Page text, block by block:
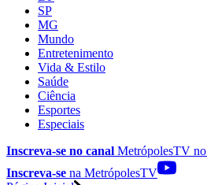
SP
MG
Mundo
Entretenimento
Vida & Estilo
Saúde
Ciência
Esportes
Especiais
Inscreva-se no canal MetrópolesTV no
Inscreva-se na MetrópolesTV